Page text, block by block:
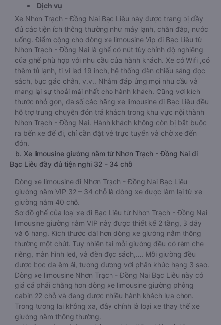
Dịch vụ
Xe Nhơn Trạch - Đồng Nai Bạc Liêu này được trang bị đầy
đủ các tiện ích thông thường như máy lạnh, chăn đắp, nước
uống. Điểm cộng cho dòng xe limousine Vip đi Bạc Liêu từ
Nhơn Trạch - Đồng Nai là ghế có nút tùy chỉnh độ nghiêng
của ghế phù hợp với nhu cầu của hành khách. Xe có Wifi ,có
thêm tủ lạnh, ti vi led 19 inch, hệ thống đèn chiếu sáng đọc
sách, bục gác chân, v.v.. Nhằm đáp ứng mọi nhu cầu và
mang lại sự thoải mái nhất cho hành khách. Cũng với kích
thước nhỏ gọn, đa số các hãng xe limousine đi Bạc Liêu đều
hỗ trợ trung chuyển đón trả khách trong khu vực nội thành
Nhơn Trạch - Đồng Nai. Hành khách không còn bị bắt buộc
ra bến xe để đi, chỉ cần đặt vé trực tuyến và chờ xe đến
đón.
b. Xe limousine giường nằm từ Nhơn Trạch - Đồng Nai đi
Bạc Liêu đầy đủ tiện nghi 32 - 34 chỗ
Dòng xe limousine đi Nhơn Trạch - Đồng Nai Bạc Liêu
giường nằm VIP 32 – 34 chỗ là dòng xe được làm lại từ xe
giường nằm 40 chỗ.
Sơ đồ ghế của loại xe đi Bạc Liêu từ Nhơn Trạch - Đồng Nai
limousine giường nằm VIP này được thiết kế 2 tầng, 3 dãy
và 6 hàng. Kích thước dài hơn dòng xe giường nằm thông
thường một chút. Tuy nhiên tại mỗi giường đều có rèm che
riêng, màn hình led, và đèn đọc sách,…. Mỗi giường đều
được bọc da êm ái, tương đương với phân khúc hạng 3 sao.
Dòng xe limousine Nhơn Trạch - Đồng Nai Bạc Liêu này có
giá cả phải chăng hơn dòng xe limousine giường phòng
cabin 22 chỗ và đang được nhiều hành khách lựa chọn.
Trong tương lai không xa, đây chính là loại xe thay thế xe
giường nằm thông thường.